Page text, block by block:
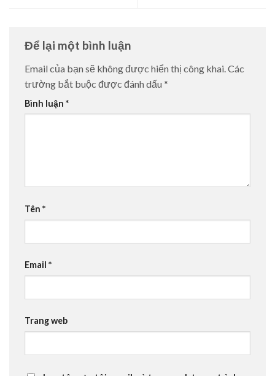
Để lại một bình luận
Email của bạn sẽ không được hiển thị công khai. Các
trường bắt buộc được đánh dấu *
Bình luận *
Tên *
Email *
Trang web